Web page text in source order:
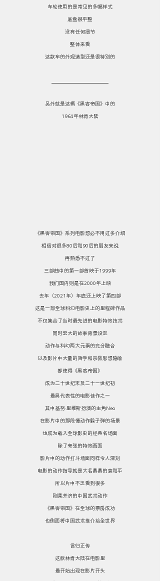
车轮使用的是常见的多幅样式
底盘很平整
没有任何细节
整体来看
这款车的外观造型还是很特别的
另外就是这辆《黑客帝国》中的
1964年林肯大陆
《黑客帝国》系列电影想必不用过多介绍
相信对很多80后和90后的朋友来说
再熟悉不过了
三部曲中的第一部首映于1999年
我们国内则是在2000年上映
去年（2021年）年底还上映了第四部
这是一部全球科幻电影史上的里程碑作品
不仅集合了当时最先进的电影特效技术
同时宏大的故事背景设定
动作与科幻两大元素的充分融合
以及影片中大量的哲学和宗教思想隐喻
都使得《黑客帝国》
成为二十世纪末及二十一世纪初
最具代表性的电影佳作之一
其中基努·里维斯扮演的主角Neo
在影片中的那段慢动作躲子弹的场景
也成为载入全球影史的经典名场面
除了夸张的特效画面
影片中的动作打斗场面同样令人深刻
电影的动作指导就是大名鼎鼎的袁和平
所以片中不乏看到很多
刚柔并济的中国武术动作
《黑客帝国》在全球的票房成功
也侧面将中国武术推介给全世界
言归正传
这款林肯大陆在电影里
最开始出现在影片开头